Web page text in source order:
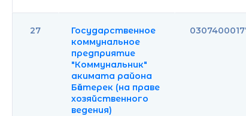
27
Государственное
коммунальное
предприятие
"Коммунальник"
акимата района
Бәйтерек (на праве
хозяйственного
ведения)